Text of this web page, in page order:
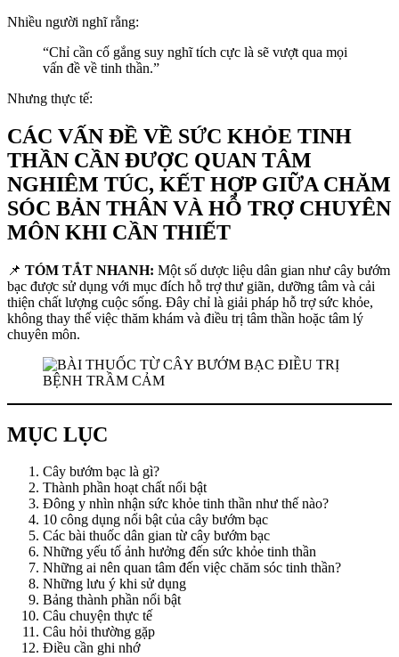
Nhiều người nghĩ rằng:
“Chỉ cần cố gắng suy nghĩ tích cực là sẽ vượt qua mọi
vấn đề về tinh thần.”
Nhưng thực tế:
CÁC VẤN ĐỀ VỀ SỨC KHỎE TINH
THẦN CẦN ĐƯỢC QUAN TÂM
NGHIÊM TÚC, KẾT HỢP GIỮA CHĂM
SÓC BẢN THÂN VÀ HỖ TRỢ CHUYÊN
MÔN KHI CẦN THIẾT
📌 TÓM TẮT NHANH: Một số dược liệu dân gian như cây bướm
bạc được sử dụng với mục đích hỗ trợ thư giãn, dưỡng tâm và cải
thiện chất lượng cuộc sống. Đây chỉ là giải pháp hỗ trợ sức khỏe,
không thay thế việc thăm khám và điều trị tâm thần hoặc tâm lý
chuyên môn.
MỤC LỤC
Cây bướm bạc là gì?
Thành phần hoạt chất nổi bật
Đông y nhìn nhận sức khỏe tinh thần như thế nào?
10 công dụng nổi bật của cây bướm bạc
Các bài thuốc dân gian từ cây bướm bạc
Những yếu tố ảnh hưởng đến sức khỏe tinh thần
Những ai nên quan tâm đến việc chăm sóc tinh thần?
Những lưu ý khi sử dụng
Bảng thành phần nổi bật
Câu chuyện thực tế
Câu hỏi thường gặp
Điều cần ghi nhớ